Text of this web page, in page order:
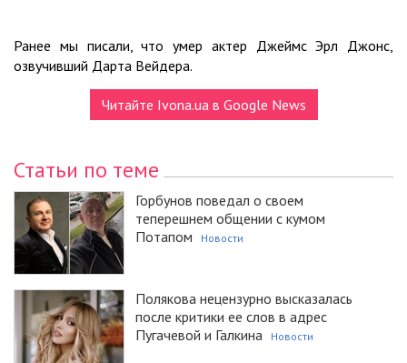
Ранее мы писали, что умер актер Джеймс Эрл Джонс,
озвучивший Дарта Вейдера.
Читайте Ivona.ua в Google News
Статьи по теме
Горбунов поведал о своем
теперешнем общении с кумом
Потапом
Новости
Полякова нецензурно высказалась
после критики ее слов в адрес
Пугачевой и Галкина
Новости